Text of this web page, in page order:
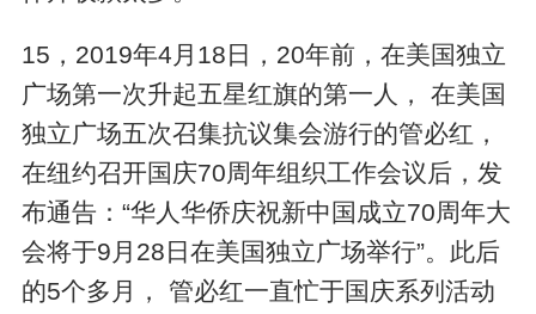
15，2019年4月18日，20年前，在美国独立
广场第一次升起五星红旗的第一人， 在美国
独立广场五次召集抗议集会游行的管必红，
在纽约召开国庆70周年组织工作会议后，发
布通告：“华人华侨庆祝新中国成立70周年大
会将于9月28日在美国独立广场举行”。此后
的5个多月， 管必红一直忙于国庆系列活动